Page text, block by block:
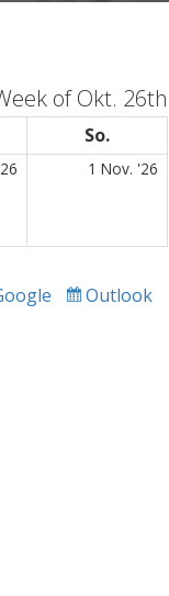
of Okt. 26th
So.
1 Nov. '26
Subscribe
Outlook